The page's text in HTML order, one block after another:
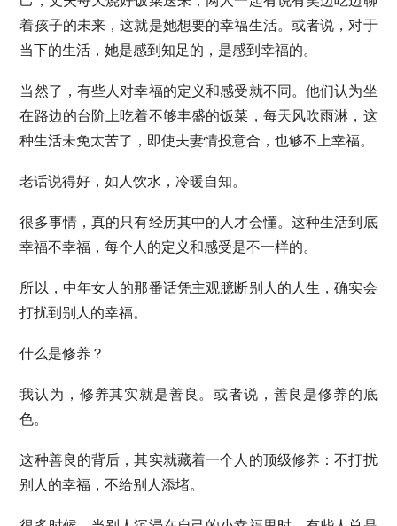
着孩子的未来，这就是她想要的幸福生活。或者说，对于
当下的生活，她是感到知足的，是感到幸福的。
当然了，有些人对幸福的定义和感受就不同。他们认为坐
在路边的台阶上吃着不够丰盛的饭菜，每天风吹雨淋，这
种生活未免太苦了，即使夫妻情投意合，也够不上幸福。
老话说得好，如人饮水，冷暖自知。
很多事情，真的只有经历其中的人才会懂。这种生活到底
幸福不幸福，每个人的定义和感受是不一样的。
所以，中年女人的那番话凭主观臆断别人的人生，确实会
打扰到别人的幸福。
什么是修养？
我认为，修养其实就是善良。或者说，善良是修养的底
色。
这种善良的背后，其实就藏着一个人的顶级修养：不打扰
别人的幸福，不给别人添堵。